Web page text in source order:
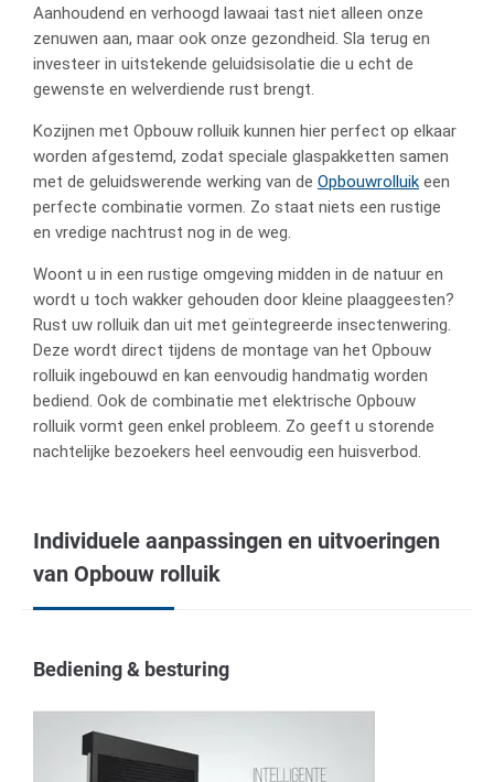
Aanhoudend en verhoogd lawaai tast niet alleen onze
zenuwen aan, maar ook onze gezondheid. Sla terug en
investeer in uitstekende geluidsisolatie die u echt de
gewenste en welverdiende rust brengt.
Kozijnen met Opbouw rolluik kunnen hier perfect op elkaar
worden afgestemd, zodat speciale glaspakketten samen
met de geluidswerende werking van de Opbouwrolluik een
perfecte combinatie vormen. Zo staat niets een rustige
en vredige nachtrust nog in de weg.
Woont u in een rustige omgeving midden in de natuur en
wordt u toch wakker gehouden door kleine plaaggeesten?
Rust uw rolluik dan uit met geïntegreerde insectenwering.
Deze wordt direct tijdens de montage van het Opbouw
rolluik ingebouwd en kan eenvoudig handmatig worden
bediend. Ook de combinatie met elektrische Opbouw
rolluik vormt geen enkel probleem. Zo geeft u storende
nachtelijke bezoekers heel eenvoudig een huisverbod.
Individuele aanpassingen en uitvoeringen
van Opbouw rolluik
Bediening & besturing